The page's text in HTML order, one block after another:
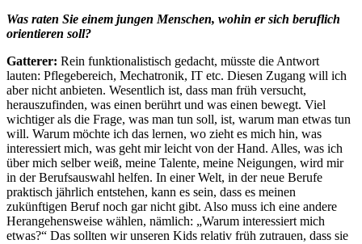
Was raten Sie einem jungen Menschen, wohin er sich beruflich
orientieren soll?
Gatterer: Rein funktionalistisch gedacht, müsste die Antwort
lauten: Pflegebereich, Mechatronik, IT etc. Diesen Zugang will ich
aber nicht anbieten. Wesentlich ist, dass man früh versucht,
herauszufinden, was einen berührt und was einen bewegt. Viel
wichtiger als die Frage, was man tun soll, ist, warum man etwas tun
will. Warum möchte ich das lernen, wo zieht es mich hin, was
interessiert mich, was geht mir leicht von der Hand. Alles, was ich
über mich selber weiß, meine Talente, meine Neigungen, wird mir
in der Berufsauswahl helfen. In einer Welt, in der neue Berufe
praktisch jährlich entstehen, kann es sein, dass es meinen
zukünftigen Beruf noch gar nicht gibt. Also muss ich eine andere
Herangehensweise wählen, nämlich: „Warum interessiert mich
etwas?“ Das sollten wir unseren Kids relativ früh zutrauen, dass sie